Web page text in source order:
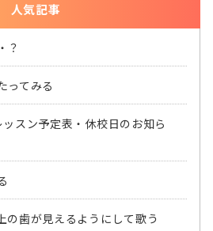
人気記事
？
ってみる
スン予定表・休校日のお知ら
の歯が見えるようにして歌う